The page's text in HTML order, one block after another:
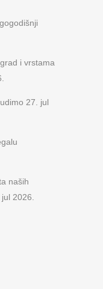
i vrstama
27. jul
naših
2026.